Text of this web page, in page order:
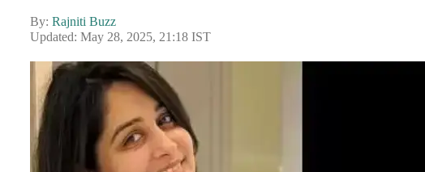
By: Rajniti Buzz
Updated: May 28, 2025, 21:18 IST